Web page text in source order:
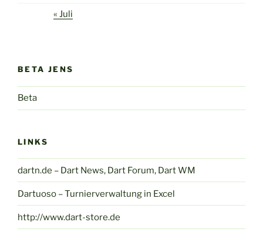
« Juli
BETA JENS
Beta
LINKS
dartn.de – Dart News, Dart Forum, Dart WM
Dartuoso – Turnierverwaltung in Excel
http://www.dart-store.de